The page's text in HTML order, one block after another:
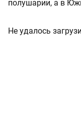
полушарии, а в
Не удалось